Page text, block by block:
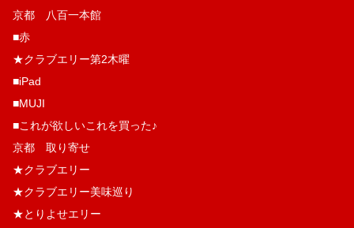
京都 八百一本館
■赤
★クラブエリー第2木曜
■iPad
■MUJI
■これが欲しいこれを買った♪
京都 取り寄せ
★クラブエリー
★クラブエリー美味巡り
★とりよせエリー